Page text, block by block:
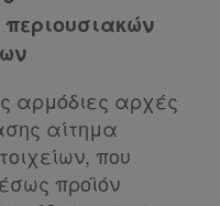
αρμόδιες αρχές
αίτημα
που
προϊόν